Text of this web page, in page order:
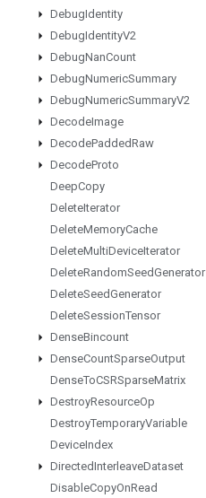
DebugIdentity
DebugIdentityV2
DebugNanCount
DebugNumericSummary
DebugNumericSummaryV2
DecodeImage
DecodePaddedRaw
DecodeProto
DeepCopy
DeleteIterator
DeleteMemoryCache
DeleteMultiDeviceIterator
DeleteRandomSeedGenerator
DeleteSeedGenerator
DeleteSessionTensor
DenseBincount
DenseCountSparseOutput
DenseToCSRSparseMatrix
DestroyResourceOp
DestroyTemporaryVariable
DeviceIndex
DirectedInterleaveDataset
DisableCopyOnRead